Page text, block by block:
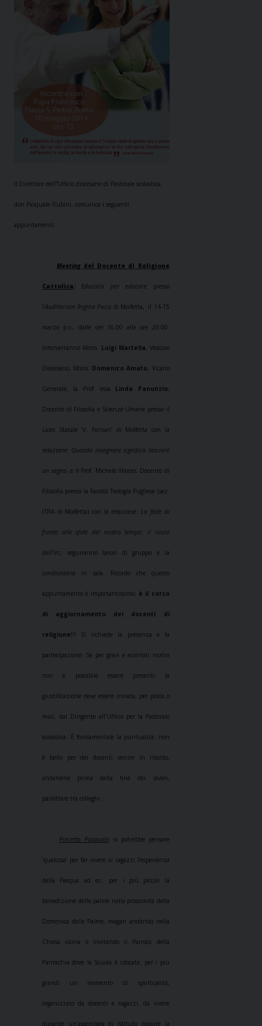
Il Direttore dell”Ufficio diocesano di Pastorale scolastica,
don Pasquale Rubini, comunica i seguenti
appuntamenti:
· Meeting del Docente di Religione
Cattolica: Educarsi per educare presso
l’ Auditorium Regina Pacis di Molfetta, il 14-15
marzo p.v., dalle ore 16.00 alle ore 20.00.
Interverranno Mons. Luigi Martella, Vescovo
Diocesano, Mons. Domenico Amato, Vicario
Generale, la Prof. essa Linda Panunzio,
Docente di Filosofia e Scienze Umane presso il
Liceo Statale ‘V. Fornari’ di Molfetta con la
relazione: Quando insegnare significa lasciare
un segno, e il Prof. Michele Illiceto, Docente di
Filosofia presso la Facoltà Teologia Pugliese (sez.
ITRA di Molfetta) con la relazione: La fede di
fronte alle sfide del nostro tempo: il ruolo
dell’Irc; seguiranno lavori di gruppo e la
condivisione in sala. Ricordo che questo
appuntamento è importantissimo: è il corso
di aggiornamento dei docenti di
religione!!! Si richiede la presenza e la
partecipazione. Se per gravi e accertati motivi
non è possibile essere presenti la
giustificazione deve essere inviata, per posta o
mail, dal Dirigente all’Ufficio per la Pastorale
scolastica. È fondamentale la puntualità: non
è bello per dei docenti venire in ritardo,
andarsene prima della fine dei lavori,
parlottare tra colleghi.
· Precetto Pasquale: si potrebbe pensare
‘qualcosa’ per far vivere ai ragazzi l’esperienza
della Pasqua ad es.: per i più piccoli la
benedizione delle palme nella prossimità della
Domenica delle Palme, magari andando nella
Chiesa vicina o invitando il Parroco della
Parrocchia dove la Scuola è ubicata; per i più
grandi un momento di spiritualità,
organizzato da docenti e ragazzi, da vivere
durante un’assemblea di Istituto oppure la